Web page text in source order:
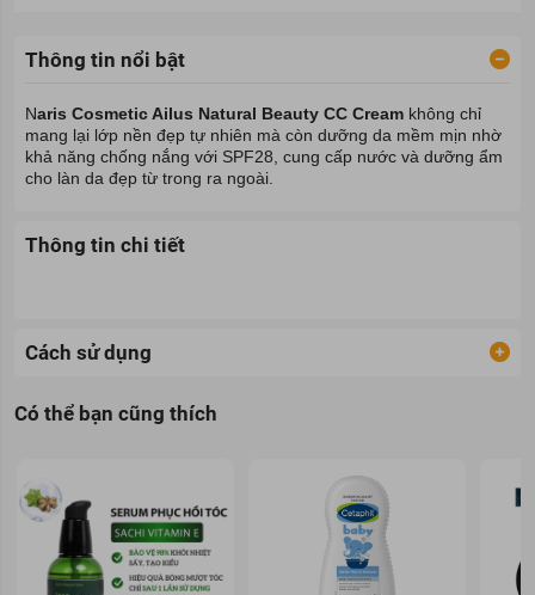
Thông tin nổi bật
Naris Cosmetic Ailus Natural Beauty CC Cream không chỉ
mang lại lớp nền đẹp tự nhiên mà còn dưỡng da mềm mịn nhờ
khả năng chống nắng với SPF28, cung cấp nước và dưỡng ẩm
cho làn da đẹp từ trong ra ngoài.
Thông tin chi tiết
Cách sử dụng
Có thể bạn cũng thích